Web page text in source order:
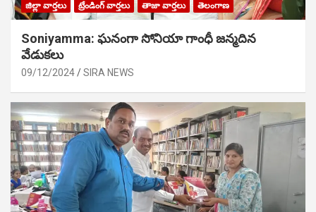
జిల్లా వార్తలు ట్రేండింగ్ వార్తలు తాజా వార్తలు తెలంగాణ
Soniyamma: ఘ‌నంగా సోనియా గాంధీ జ‌న్మ‌దిన
వేడుక‌లు
09/12/2024 SIRA NEWS